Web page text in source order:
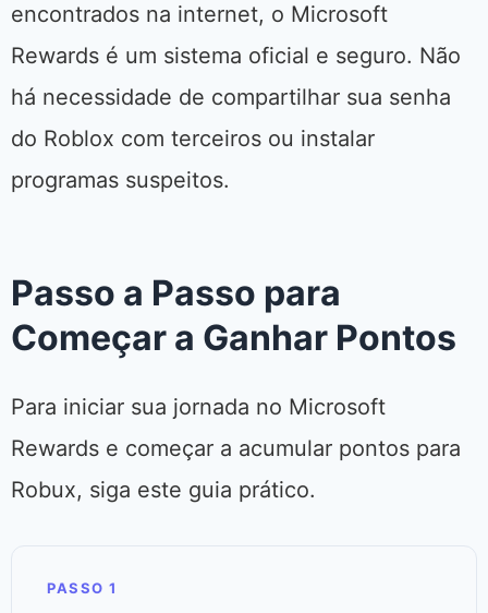
encontrados na internet, o Microsoft
Rewards é um sistema oficial e seguro. Não
há necessidade de compartilhar sua senha
do Roblox com terceiros ou instalar
programas suspeitos.
Passo a Passo para
Começar a Ganhar Pontos
Para iniciar sua jornada no Microsoft
Rewards e começar a acumular pontos para
Robux, siga este guia prático.
PASSO 1